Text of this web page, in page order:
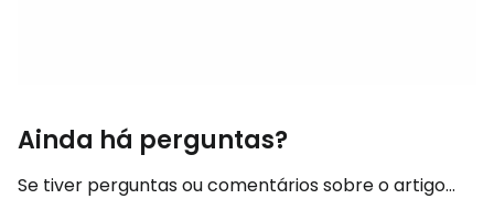
Ainda há perguntas?
Se tiver perguntas ou comentários sobre o artigo...